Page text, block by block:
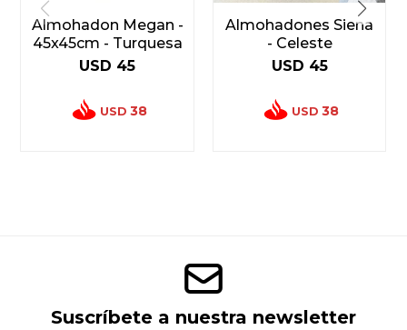
Almohadon Megan -
45x45cm - Turquesa
USD 45
USD 38
Almohadones Siena
- Celeste
USD 45
USD 38
Suscríbete a nuestra newsletter